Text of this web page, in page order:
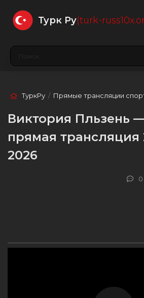
Турк Ру(turk-
ТуркРу / Прямые трансляции
Виктория Пльзень
прямая трансляция
2026
0